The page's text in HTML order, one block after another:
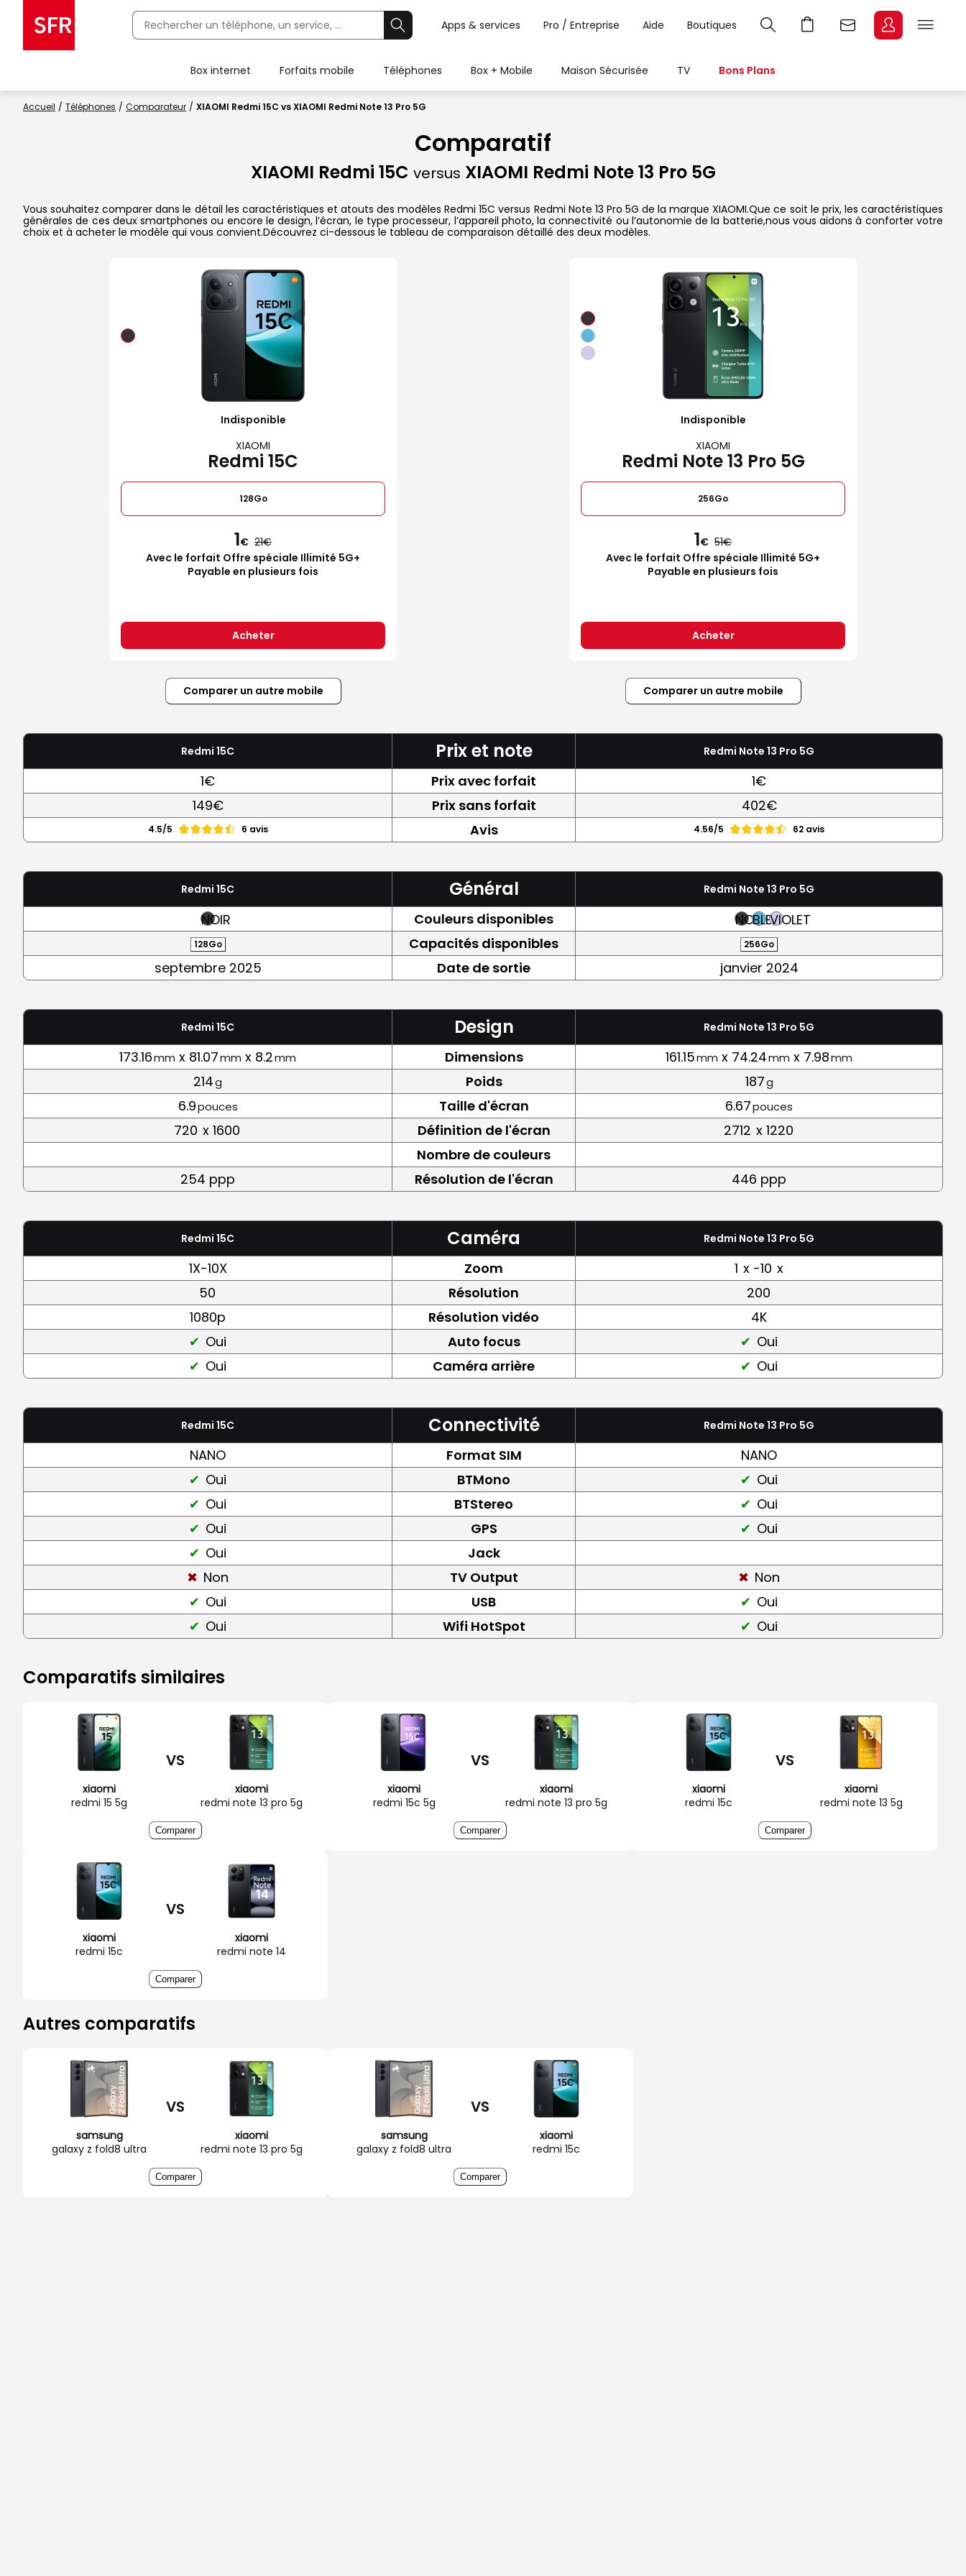
Apps & services Pro / Entreprise Aide Boutiques
Box internet Forfaits mobile Téléphones Box + Mobile Maison Sécurisée TV Bons Plans
Accueil Téléphones Comparateur XIAOMI Redmi 15C vs XIAOMI Redmi Note 13 Pro 5G
Comparatif
XIAOMI Redmi 15C versus XIAOMI Redmi Note 13 Pro 5G
Vous souhaitez comparer dans le détail les caractéristiques et atouts des modèles Redmi 15C versus Redmi Note 13 Pro 5G de la marque XIAOMI.Que ce soit le prix, les caractéristiques
générales de ces deux smartphones ou encore le design, l’écran, le type processeur, l’appareil photo, la connectivité ou l’autonomie de la batterie,nous vous aidons à conforter votre
choix et à acheter le modèle qui vous convient.Découvrez ci-dessous le tableau de comparaison détaillé des deux modèles.
Indisponible
XIAOMI
Redmi 15C
128Go
1€ 21
Avec le forfait Offre spéciale Illimité 5G+
Payable en plusieurs fois
Acheter
Indisponible
XIAOMI
Redmi Note 13 Pro 5G
256Go
1€ 51
Avec le forfait Offre spéciale Illimité 5G+
Payable en plusieurs fois
Acheter
Comparer un autre mobile Comparer un autre mobile
Redmi 15C Prix et note Redmi Note 13 Pro 5G
1€ Prix avec forfait
1€
149€
Prix sans forfait 402€
4.5/5 6 avis Avis 4.56/5 62 avis
Redmi 15C Général Redmi Note 13 Pro 5G
NOIR Couleurs disponibles NOIRBLEUVIOLET
128Go Capacités disponibles 256Go
septembre 2025 Date de sortie janvier 2024
Redmi 15C Design Redmi Note 13 Pro 5G
173.16mm x 81.07mm x 8.2mm Dimensions 161.15mm x 74.24mm x 7.98mm
214g Poids 187g
6.9pouces Taille d'écran 6.67pouces
720 x 1600 Définition de l'écran 2712 x 1220
Nombre de couleurs
254 ppp
Résolution de l'écran 446 ppp
Redmi 15C Caméra Redmi Note 13 Pro 5G
1X-10X Zoom 1 x -10 x
50
Résolution
200
1080p
Résolution vidéo
4K
Oui
Auto focus
Oui
Oui
Caméra arrière Oui
Redmi 15C Connectivité Redmi Note 13 Pro 5G
NANO Format SIM
NANO
Oui
BTMono
Oui
Oui
BTStereo
Oui
Oui
GPS
Oui
Oui
Jack
Non
TV Output
Non
Oui
USB
Oui
Oui
Wifi HotSpot Oui
Comparatifs similaires
xiaomi
redmi 15 5g
VS
xiaomi
redmi note 13 pro 5g
Comparer
xiaomi
redmi 15c 5g
VS
xiaomi
redmi note 13 pro 5g
Comparer
xiaomi
redmi 15c
VS
xiaomi
redmi note 13 5g
Comparer
xiaomi
redmi 15c
VS
xiaomi
redmi note 14
Comparer
Autres comparatifs
samsung
galaxy z fold8 ultra
VS
xiaomi
redmi note 13 pro 5g
Comparer
samsung
galaxy z fold8 ultra
VS
xiaomi
redmi 15c
Comparer